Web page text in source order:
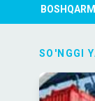
SO'NGGI